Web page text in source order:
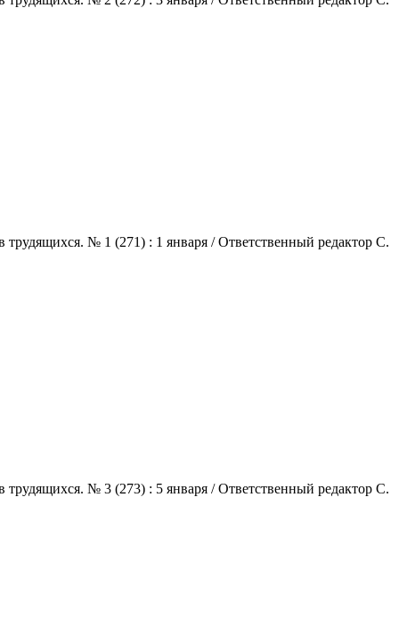
№ 1 (271) : 1 января / Ответственный редактор С.
№ 3 (273) : 5 января / Ответственный редактор С.